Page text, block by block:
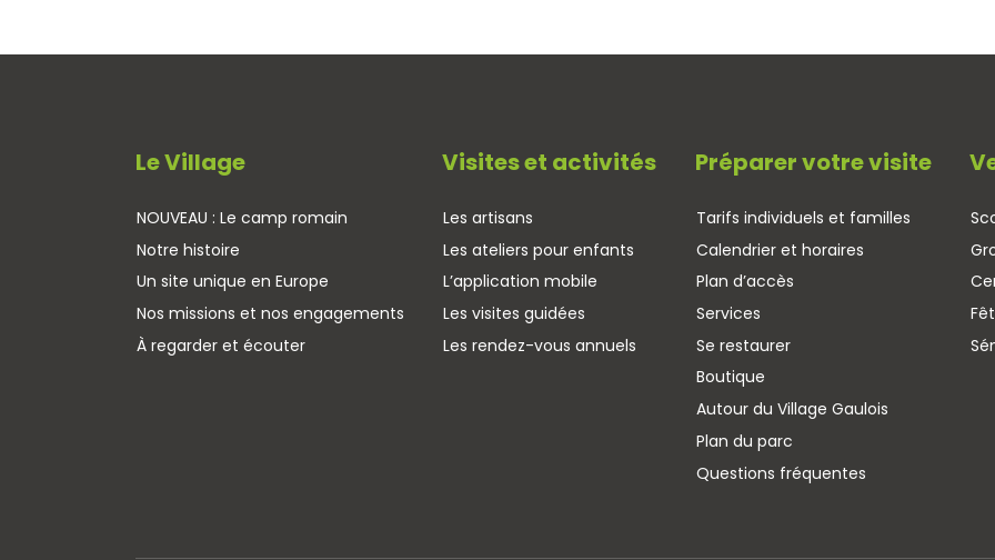
Le Village
NOUVEAU : Le camp romain
Notre histoire
Un site unique en Europe
Nos missions et nos engagements
À regarder et écouter
Visites et activités
Les artisans
Les ateliers pour enfants
L’application mobile
Les visites guidées
Les rendez-vous annuels
Préparer votre visite
Tarifs individuels et familles
Calendrier et horaires
Plan d’accès
Services
Se restaurer
Boutique
Autour du Village Gaulois
Plan du parc
Questions fréquentes